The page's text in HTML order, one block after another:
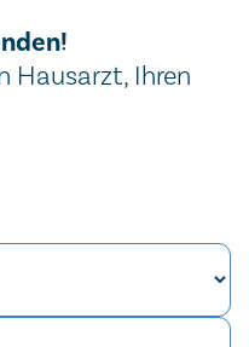
Hausarzt, Ihren